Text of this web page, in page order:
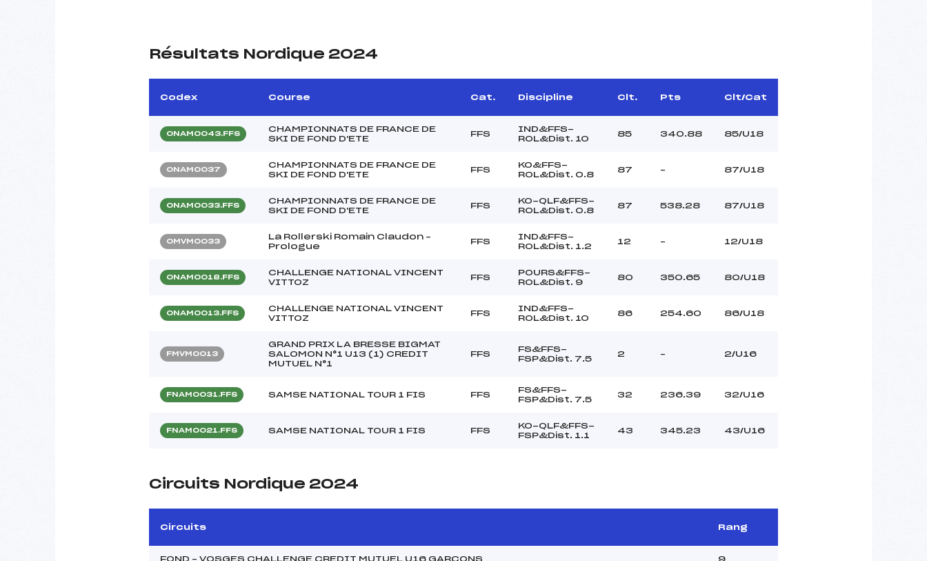
Résultats Nordique 2024
Codex Course Cat. Discipline Clt. Pts Clt/Cat
ONAM0043.FFS
CHAMPIONNATS DE FRANCE DE
SKI DE FOND D'ETE
FFS
IND&FFS-
ROL&Dist. 10
85 340.88 85/U18
ONAM0037
CHAMPIONNATS DE FRANCE DE
SKI DE FOND D'ETE
FFS
KO&FFS-
ROL&Dist. 0.8
87 – 87/U18
ONAM0033.FFS
CHAMPIONNATS DE FRANCE DE
SKI DE FOND D'ETE
FFS
KO-QLF&FFS-
ROL&Dist. 0.8
87 538.28 87/U18
OMVM0033
La Rollerski Romain Claudon –
Prologue
FFS
IND&FFS-
ROL&Dist. 1.2
12 – 12/U18
ONAM0018.FFS
CHALLENGE NATIONAL VINCENT
VITTOZ
FFS
POURS&FFS-
ROL&Dist. 9
80 350.65 80/U18
ONAM0013.FFS
CHALLENGE NATIONAL VINCENT
VITTOZ
FFS
IND&FFS-
ROL&Dist. 10
86 254.60 86/U18
FMVM0013
GRAND PRIX LA BRESSE BIGMAT
SALOMON N°1 U13 (1) CREDIT
MUTUEL N°1
FFS
FS&FFS-
FSP&Dist. 7.5
2 – 2/U16
FNAM0031.FFS SAMSE NATIONAL TOUR 1 FIS FFS
FS&FFS-
FSP&Dist. 7.5
32 236.39 32/U16
FNAM0021.FFS SAMSE NATIONAL TOUR 1 FIS FFS
KO-QLF&FFS-
FSP&Dist. 1.1
43 345.23 43/U16
Circuits Nordique 2024
Circuits Rang
FOND – VOSGES CHALLENGE CREDIT MUTUEL U16 GARCONS 9